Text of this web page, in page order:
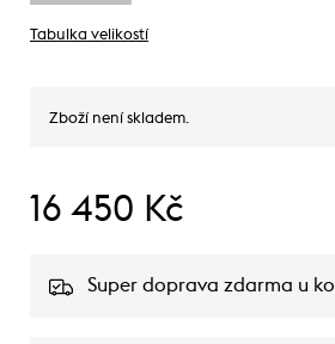
Tabulka velikostí
Zboží není skladem.
16 450 Kč
Super doprava zdarma u kol